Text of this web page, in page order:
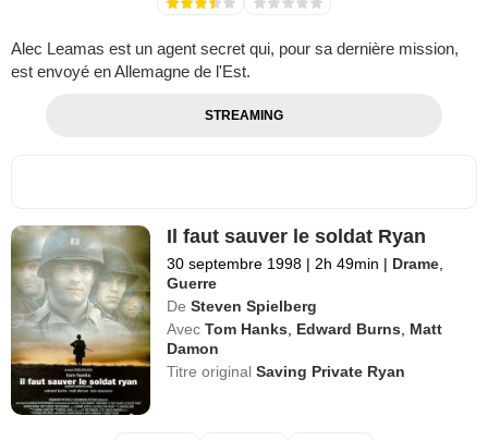
Alec Leamas est un agent secret qui, pour sa dernière mission,
est envoyé en Allemagne de l'Est.
STREAMING
Il faut sauver le soldat Ryan
30 septembre 1998 | 2h 49min | Drame
Guerre
De Steven Spielberg
Avec Tom Hanks Edward Burns
Matt
Damon
Titre originalSaving Private Ryan